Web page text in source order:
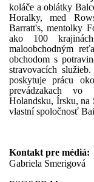
koláče a oblátky
Horalky, med
Barratt's, mentolky
ako 100
maloobchodným
obchodom s
stravovacích
poskytuje prácu
prevádzakach vo
Holandsku, Írsku, na
vlastní spoločnosť
Kontakt pre médiá:
Gabriela Smerigová